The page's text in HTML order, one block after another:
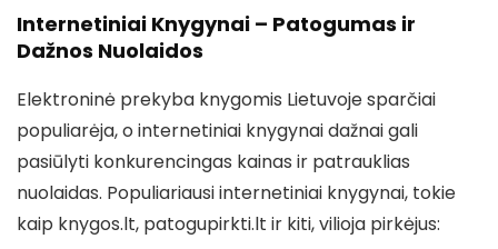
Internetiniai Knygynai – Patogumas ir
Dažnos Nuolaidos
Elektroninė prekyba knygomis Lietuvoje sparčiai
populiarėja, o internetiniai knygynai dažnai gali
pasiūlyti konkurencingas kainas ir patrauklias
nuolaidas. Populiariausi internetiniai knygynai, tokie
kaip knygos.lt, patogupirkti.lt ir kiti, vilioja pirkėjus: